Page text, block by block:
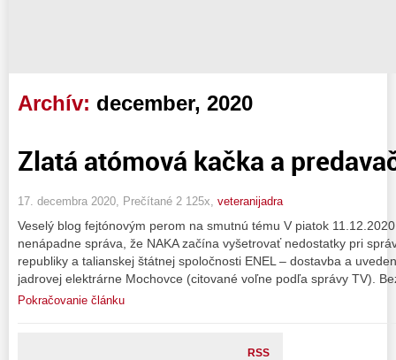
Archív: december, 2020
Zlatá atómová kačka a
17. decembra 2020, Prečítané 2 125x, veteranijadra
Veselý blog fejtónovým perom na smutnú tému V piatok
nenápadne správa, že NAKA začína vyšetrovať nedostatky pri
republiky a talianskej štátnej spoločnosti ENEL – dostavba a
jadrovej elektrárne Mochovce (citované voľne podľa správy TV).
Pokračovanie článku
RSS